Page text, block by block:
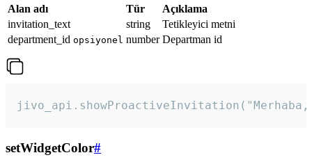
Alan adı Tür
Açıklama
invitation_text
string
Tetikleyici metni
department_id opsiyonel number Departman id
setWidgetColor#